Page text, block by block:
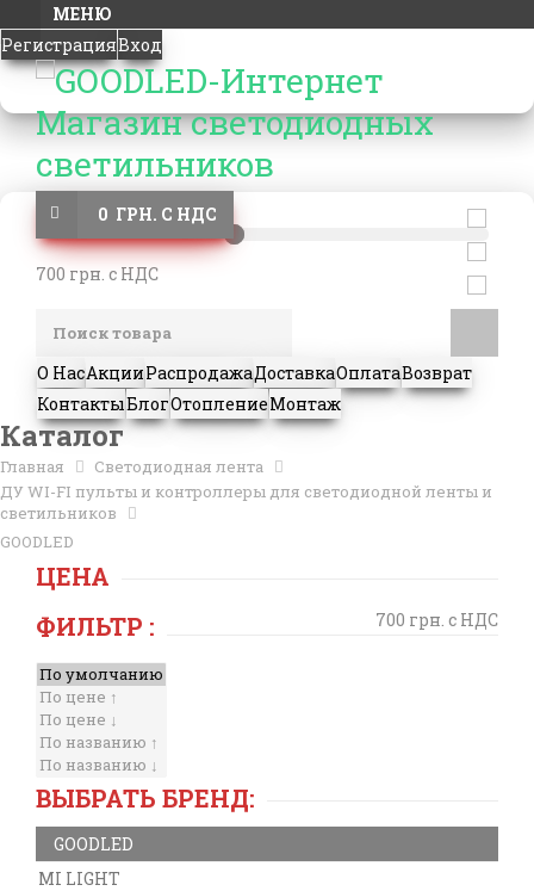
МЕНЮ
РегистрацияВход
0 ГРН. С НДС
О НасАкцииРаспродажаДоставкаОплатаВозврат
КонтактыБлогОтоплениеМонтаж
Каталог
Главная
Светодиодная лента
ДУ WI-FI пульты и контроллеры для светодиодной ленты и
светильников
GOODLED
ЦЕНА
700 грн. с НДС
700 грн. с НДС
ФИЛЬТР :
ВЫБРАТЬ БРЕНД:
GOODLED
MI LIGHT